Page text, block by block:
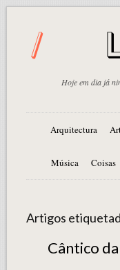
Hoje em dia já
Arquitectura
Música Coisas
Artigos
Cântico